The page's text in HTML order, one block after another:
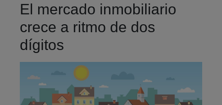
El mercado inmobiliario
crece a ritmo de dos
dígitos